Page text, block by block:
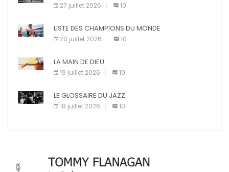
27 juillet 2026 10
LISTE DES CHAMPIONS DU MONDE
20 juillet 2026 10
LA MAIN DE DIEU
19 juillet 2026 10
LE GLOSSAIRE DU JAZZ
18 juillet 2026 10